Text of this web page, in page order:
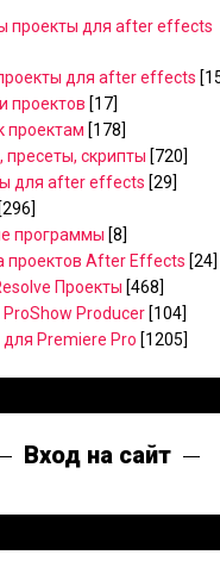
проекты для after effects
для after effects
проектов [17]
проектам [178]
пресеты, скрипты [720]
для after effects [29]
[296]
программы [8]
проектов After Effects [24]
Проекты [468]
ProShow Producer [104]
для Premiere Pro [1205]
Вход на сайт